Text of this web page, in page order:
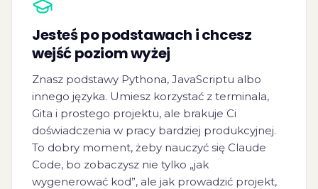
Jesteś po podstawach i chcesz
wejść poziom wyżej
Znasz podstawy Pythona, JavaScriptu albo
innego języka. Umiesz korzystać z terminala,
Gita i prostego projektu, ale brakuje Ci
doświadczenia w pracy bardziej produkcyjnej.
To dobry moment, żeby nauczyć się Claude
Code, bo zobaczysz nie tylko „jak
wygenerować kod”, ale jak prowadzić projekt,